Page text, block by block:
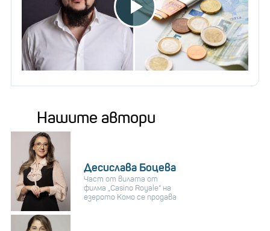
Нашите автори
Десислава Боцева
Част от вилата от
филма „Casino Royale“ на
езерото Комо се продава